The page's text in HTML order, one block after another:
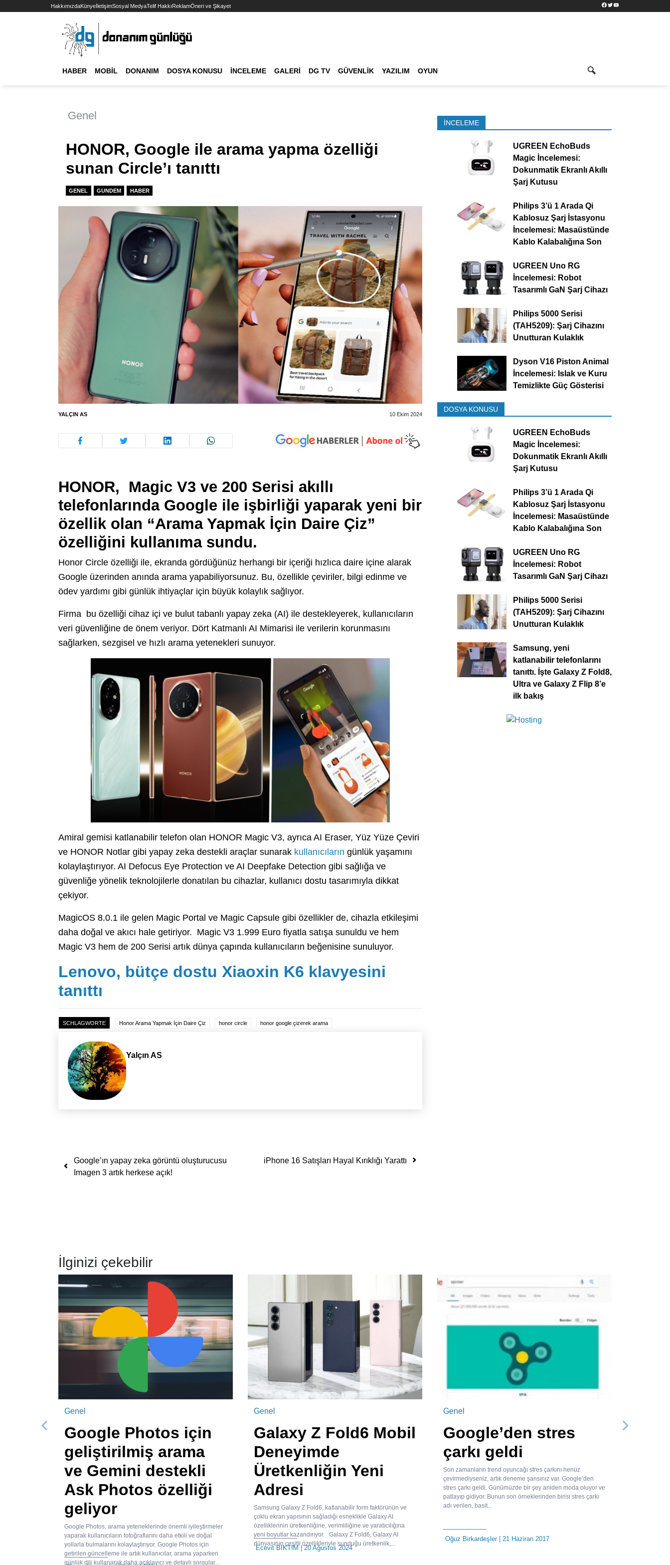
HakkımızdaKünyeİletişimSosyal MedyaTelif HakkıReklamÖneri ve Şikayet Facebook
TwitterYouTube
HABER MOBIL DONANIM DOSYA KONUSU İNCELEME GALERI DG TV GÜVENLIK YAZILIM OYUN
Genel
HONOR, Google ile arama yapma özelliği
sunan Circle’ı tanıttı
GENEL GUNDEM HABER
YALÇIN AS 10 Ekim 2024
HONOR, Magic V3 ve 200 Serisi akıllı
telefonlarında Google ile işbirliği yaparak yeni bir
özellik olan “Arama Yapmak İçin Daire Çiz”
özelliğini kullanıma sundu.
Honor Circle özelliği ile, ekranda gördüğünüz herhangi bir içeriği hızlıca daire içine alarak
Google üzerinden anında arama yapabiliyorsunuz. Bu, özellikle çeviriler, bilgi edinme ve
ödev yardımı gibi günlük ihtiyaçlar için büyük kolaylık sağlıyor.
Firma bu özelliği cihaz içi ve bulut tabanlı yapay zeka (AI) ile destekleyerek, kullanıcıların
veri güvenliğine de önem veriyor. Dört Katmanlı AI Mimarisi ile verilerin korunmasını
sağlarken, sezgisel ve hızlı arama yetenekleri sunuyor.
Amiral gemisi katlanabilir telefon olan HONOR Magic V3, ayrıca AI Eraser, Yüz Yüze Çeviri
ve HONOR Notlar gibi yapay zeka destekli araçlar sunarak kullanıcıların günlük yaşamını
kolaylaştırıyor. AI Defocus Eye Protection ve AI Deepfake Detection gibi sağlığa ve
güvenliğe yönelik teknolojilerle donatılan bu cihazlar, kullanıcı dostu tasarımıyla dikkat
çekiyor.
MagicOS 8.0.1 ile gelen Magic Portal ve Magic Capsule gibi özellikler de, cihazla etkileşimi
daha doğal ve akıcı hale getiriyor. Magic V3 1.999 Euro fiyatla satışa sunuldu ve hem
Magic V3 hem de 200 Serisi artık dünya çapında kullanıcıların beğenisine sunuluyor.
Lenovo, bütçe dostu Xiaoxin K6 klavyesini
tanıttı
SCHLAGWORTE Honor Arama Yapmak İçin Daire Çiz honor circle honor google çizerek arama
Yalçın AS
Yazı dolaşımı
Google’ın yapay zeka görüntü oluşturucusu
Imagen 3 artık herkese açık!
iPhone 16 Satışları Hayal Kırıklığı Yarattı
İNCELEME
UGREEN EchoBuds
Magic İncelemesi:
Dokunmatik Ekranlı Akıllı
Şarj Kutusu
Philips 3’ü 1 Arada Qi
Kablosuz Şarj İstasyonu
İncelemesi: Masaüstünde
Kablo Kalabalığına Son
UGREEN Uno RG
İncelemesi: Robot
Tasarımlı GaN Şarj Cihazı
Philips 5000 Serisi
(TAH5209): Şarj Cihazını
Unutturan Kulaklık
Dyson V16 Piston Animal
İncelemesi: Islak ve Kuru
Temizlikte Güç Gösterisi
DOSYA KONUSU
UGREEN EchoBuds
Magic İncelemesi:
Dokunmatik Ekranlı Akıllı
Şarj Kutusu
Philips 3’ü 1 Arada Qi
Kablosuz Şarj İstasyonu
İncelemesi: Masaüstünde
Kablo Kalabalığına Son
UGREEN Uno RG
İncelemesi: Robot
Tasarımlı GaN Şarj Cihazı
Philips 5000 Serisi
(TAH5209): Şarj Cihazını
Unutturan Kulaklık
Samsung, yeni
katlanabilir telefonlarını
tanıttı. İşte Galaxy Z Fold8,
Ultra ve Galaxy Z Flip 8’e
ilk bakış
İlginizi çekebilir
Genel
Google Photos için
geliştirilmiş arama
ve Gemini destekli
Ask Photos özelliği
geliyor
Google Photos, arama yeteneklerinde önemli iyileştirmeler
yaparak kullanıcıların fotoğraflarını daha etkili ve doğal
yollarla bulmalarını kolaylaştırıyor. Google Photos için
getirilen güncelleme ile artık kullanıcılar, arama yaparken
günlük dili kullanarak daha açıklayıcı ve detaylı sorgular...
Genel
Galaxy Z Fold6 Mobil
Deneyimde
Üretkenliğin Yeni
Adresi
Samsung Galaxy Z Fold6, katlanabilir form faktörünün ve
çoklu ekran yapısının sağladığı esneklikle Galaxy AI
özelliklerinin üretkenliğine, verimliliğine ve yaratıcılığına
yeni boyutlar kazandırıyor. Galaxy Z Fold6, Galaxy AI
dünyasının çeşitli özellikleriyle sunduğu üretkenlik,...
Ecevit BIKTIM| 20 Ağustos 2024
Genel
Google’den stres
çarkı geldi
Son zamanların trend oyuncağı stres çarkını henüz
çevirmediyseniz, artık deneme şansınız var. Google’den
stres çarkı geldi. Günümüzde bir şey aniden moda oluyor ve
patlayıp gidiyor. Bunun son örneklerinden birisi stres çarkı
adı verilen, basit...
Oğuz Birkardeşler| 21 Haziran 2017
Önceki Sonraki